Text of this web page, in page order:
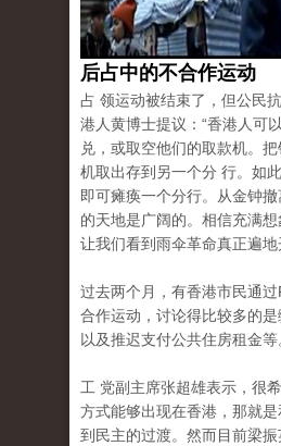
后占中的不合作运动
占 领运动被结束了，但公民
港人黄博士提议：“香港人可
兑，或取空他们的取款机。
机取出存到另一个分 行。如
即可瘫痪一个分行。从金钟
的天地是广阔的。相信充满
让我们看到雨伞革命真正遍地
过去两个月，有香港市民通
合作运动，讨论得比较多的
以及推迟支付公共住房租金等
工 党副主席张超雄表示，很
方式能够出现在香港，那就
到民主的过渡。然而目前梁